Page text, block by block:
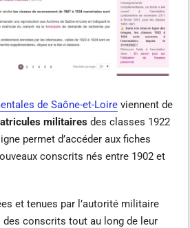
de Saône-et-Loireviennent de
militairesdes classes 1922
permet d’accéder aux fiches
conscrits nés entre 1902 et
et tenues par l’autorité militaire
des conscrits tout au long de leur